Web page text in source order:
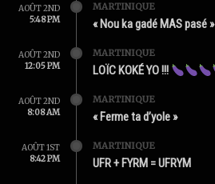
AOÛT 2ND
5:48 PM
MARTINIQUE
« Nou ka gadé MAS pasé »
AOÛT 2ND
12:05 PM
MARTINIQUE
LOÏC KOKÉ YO !!!
AOÛT 2ND
8:08 AM
MARTINIQUE
« Ferme ta d’yole »
AOÛT 1ST
8:42 PM
MARTINIQUE
UFR + FYRM = UFRYM